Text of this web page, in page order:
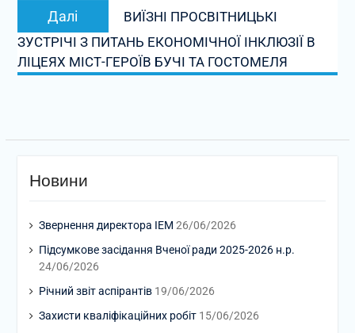
Далі
Наступний
запис:
ВИЇЗНІ ПРОСВІТНИЦЬКІ
ЗУСТРІЧІ З ПИТАНЬ ЕКОНОМІЧНОЇ ІНКЛЮЗІЇ В
ЛІЦЕЯХ МІСТ-ГЕРОЇВ БУЧІ ТА ГОСТОМЕЛЯ
Новини
Звернення директора ІЕМ 26/06/2026
Підсумкове засідання Вченої ради 2025-2026 н.р.
24/06/2026
Річний звіт аспірантів 19/06/2026
Захисти кваліфікаційних робіт 15/06/2026